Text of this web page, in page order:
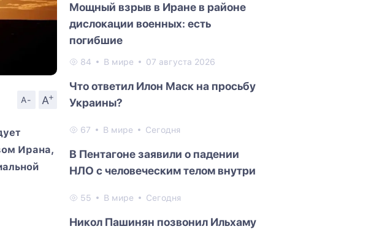
A- A
+
Ирана,
Мощный взрыв в Иране в районе
дислокации военных: есть
погибшие
84 В мире 07 августа 2026
Что ответил Илон Маск на просьбу
Украины?
67 В мире Сегодня
В Пентагоне заявили о падении
НЛО с человеческим телом внутри
55 В мире Сегодня
Никол Пашинян позвонил Ильхаму